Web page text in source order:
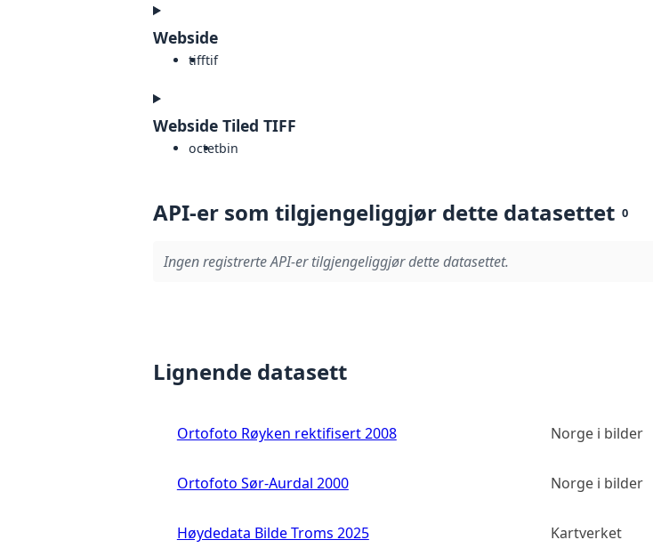
Webside
tifftif
Webside Tiled TIFF
octetbin
API-er som tilgjengeliggjør dette datasettet 0
Ingen registrerte API-er tilgjengeliggjør dette datasettet.
Lignende datasett
Ortofoto Røyken rektifisert 2008 Norge i bilder
Ortofoto Sør-Aurdal 2000 Norge i bilder
Høydedata Bilde Troms 2025 Kartverket